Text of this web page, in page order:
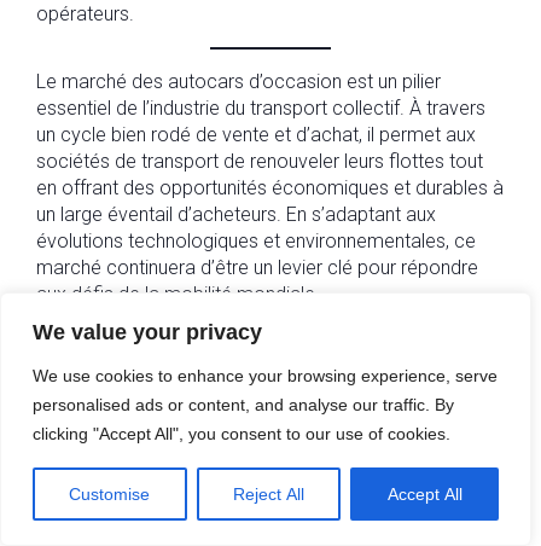
We value your privacy
We use cookies to enhance your browsing experience, serve
personalised ads or content, and analyse our traffic. By
clicking "Accept All", you consent to our use of cookies.
Customise Reject All Accept All
opérateurs.
Le marché des autocars d’occasion est un pilier
essentiel de l’industrie du transport collectif. À travers
un cycle bien rodé de vente et d’achat, il permet aux
sociétés de transport de renouveler leurs flottes tout
en offrant des opportunités économiques et durables à
un large éventail d’acheteurs. En s’adaptant aux
évolutions technologiques et environnementales, ce
marché continuera d’être un levier clé pour répondre
aux défis de la mobilité mondiale.
Previous